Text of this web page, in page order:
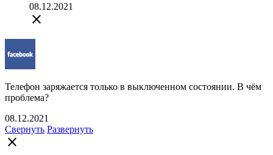
08.12.2021
close
Телефон заряжается только в выключенном состоянии. В чём
проблема?
08.12.2021
Свернуть Развернуть
close